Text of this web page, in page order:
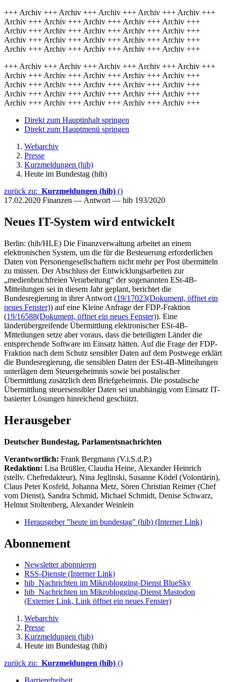
+++ Archiv +++ Archiv +++ Archiv +++ Archiv +++ Archiv +++
Archiv +++ Archiv +++ Archiv +++ Archiv +++ Archiv +++
Archiv +++ Archiv +++ Archiv +++ Archiv +++ Archiv +++
Archiv +++ Archiv +++ Archiv +++ Archiv +++ Archiv +++
Archiv +++ Archiv +++ Archiv +++ Archiv +++ Archiv +++
+++ Archiv +++ Archiv +++ Archiv +++ Archiv +++ Archiv +++
Archiv +++ Archiv +++ Archiv +++ Archiv +++ Archiv +++
Archiv +++ Archiv +++ Archiv +++ Archiv +++ Archiv +++
Archiv +++ Archiv +++ Archiv +++ Archiv +++ Archiv +++
Archiv +++ Archiv +++ Archiv +++ Archiv +++ Archiv +++
Direkt zum Hauptinhalt springen
Direkt zum Hauptmenü springen
Webarchiv
Presse
Kurzmeldungen (hib)
Heute im Bundestag (hib)
zurück zu: Kurzmeldungen (hib) ()
17.02.2020 Finanzen — Antwort — hib 193/2020
Neues IT-System wird entwickelt
Berlin: (hib/HLE) Die Finanzverwaltung arbeitet an einem
elektronischen System, um die für die Besteuerung erforderlichen
Daten von Personengesellschaftern nicht mehr per Post übermitteln
zu müssen. Der Abschluss der Entwicklungsarbeiten zur
„medienbruchfreien Verarbeitung“ der sogenannten ESt-4B-
Mitteilungen sei in diesem Jahr geplant, berichtet die
Bundesregierung in ihrer Antwort (19/17023(Dokument, öffnet ein
neues Fenster)) auf eine Kleine Anfrage der FDP-Fraktion
(19/16588(Dokument, öffnet ein neues Fenster)). Eine
länderübergreifende Übermittlung elektronischer ESt-4B-
Mitteilungen setze aber voraus, dass die beteiligten Länder die
entsprechende Software im Einsatz hätten. Auf die Frage der FDP-
Fraktion nach dem Schutz sensibler Daten auf dem Postwege erklärt
die Bundesregierung, die sensiblen Daten der ESt-4B-Mitteilungen
unterlägen dem Steuergeheimnis sowie bei postalischer
Übermittlung zusätzlich dem Briefgeheimnis. Die postalische
Übermittlung steuersensibler Daten sei unabhängig vom Einsatz IT-
basierter Lösungen hinreichend geschützt.
Herausgeber
Deutscher Bundestag, Parlamentsnachrichten
Verantwortlich: Frank Bergmann (V.i.S.d.P.)
Redaktion: Lisa Brüßler, Claudia Heine, Alexander Heinrich
(stellv. Chefredakteur), Nina Jeglinski, Susanne Ködel (Volontärin),
Claus Peter Kosfeld, Johanna Metz, Sören Christian Reimer (Chef
vom Dienst), Sandra Schmid, Michael Schmidt, Denise Schwarz,
Helmut Stoltenberg, Alexander Weinlein
Herausgeber "heute im bundestag" (hib) (Interner Link)
Abonnement
Newsletter abonnieren
RSS-Dienste (Interner Link)
hib_Nachrichten im Mikroblogging-Dienst BlueSky
hib_Nachrichten im Mikroblogging-Dienst Mastodon
(Externer Link, Link öffnet ein neues Fenster)
Webarchiv
Presse
Kurzmeldungen (hib)
Heute im Bundestag (hib)
zurück zu: Kurzmeldungen (hib) ()